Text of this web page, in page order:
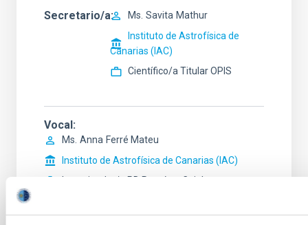
Secretario/a Ms. Savita Mathur
Instituto de Astrofísica de
Canarias (IAC)
Científico/a Titular OPIS
Vocal
Ms. Anna Ferré Mateu
Instituto de Astrofísica de Canarias (IAC)
Investigador/a PD Ramón y Cajal